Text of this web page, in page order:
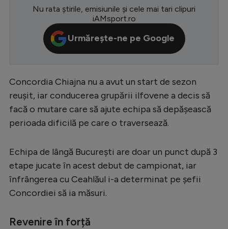
Serie A
Bundesliga
Campionate
Starurile fotbalului
EURO 2024
Stranieri
Clasamente
Tenis
Nu rata știrile, emisiunile și cele mai tari clipuri
iAMsport.ro
Urmărește-ne pe Google
Concordia Chiajna nu a avut un start de sezon
reușit, iar conducerea grupării ilfovene a decis să
facă o mutare care să ajute echipa să depășească
perioada dificilă pe care o traversează.
Echipa de lângă București are doar un punct după 3
etape jucate în acest debut de campionat, iar
înfrângerea cu Ceahlăul i-a determinat pe șefii
Concordiei să ia măsuri.
Revenire în forță